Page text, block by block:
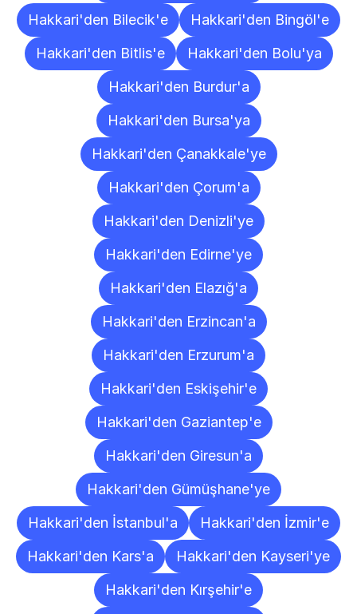
Hakkari'den Bilecik'e
Hakkari'den Bingöl'e
Hakkari'den Bitlis'e
Hakkari'den Bolu'ya
Hakkari'den Burdur'a
Hakkari'den Bursa'ya
Hakkari'den Çanakkale'ye
Hakkari'den Çorum'a
Hakkari'den Denizli'ye
Hakkari'den Edirne'ye
Hakkari'den Elazığ'a
Hakkari'den Erzincan'a
Hakkari'den Erzurum'a
Hakkari'den Eskişehir'e
Hakkari'den Gaziantep'e
Hakkari'den Giresun'a
Hakkari'den Gümüşhane'ye
Hakkari'den İstanbul'a
Hakkari'den İzmir'e
Hakkari'den Kars'a
Hakkari'den Kayseri'ye
Hakkari'den Kırşehir'e